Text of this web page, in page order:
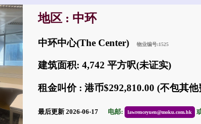
地区 : 中环
中环中心(The Center) 物业编号:1525
建筑面积: 4,742 平方呎(未证实)
租金叫价 : 港币$292,810.00 (不包其他
最后更新 2026-06-17 电邮: lawrenceyuen@moku.com.hk